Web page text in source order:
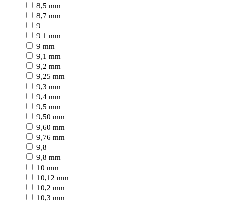
8,5 mm
8,7 mm
9
9 1 mm
9 mm
9,1 mm
9,2 mm
9,25 mm
9,3 mm
9,4 mm
9,5 mm
9,50 mm
9,60 mm
9,76 mm
9,8
9,8 mm
10 mm
10,12 mm
10,2 mm
10,3 mm